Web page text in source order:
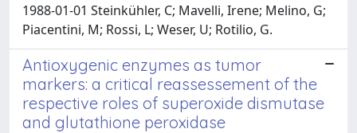
1988-01-01 Steinkühler, C; Mavelli, Irene; Melino, G;
Piacentini, M; Rossi, L; Weser, U; Rotilio, G.
Antioxygenic enzymes as tumor
markers: a critical reassessement of the
respective roles of superoxide dismutase
and glutathione peroxidase